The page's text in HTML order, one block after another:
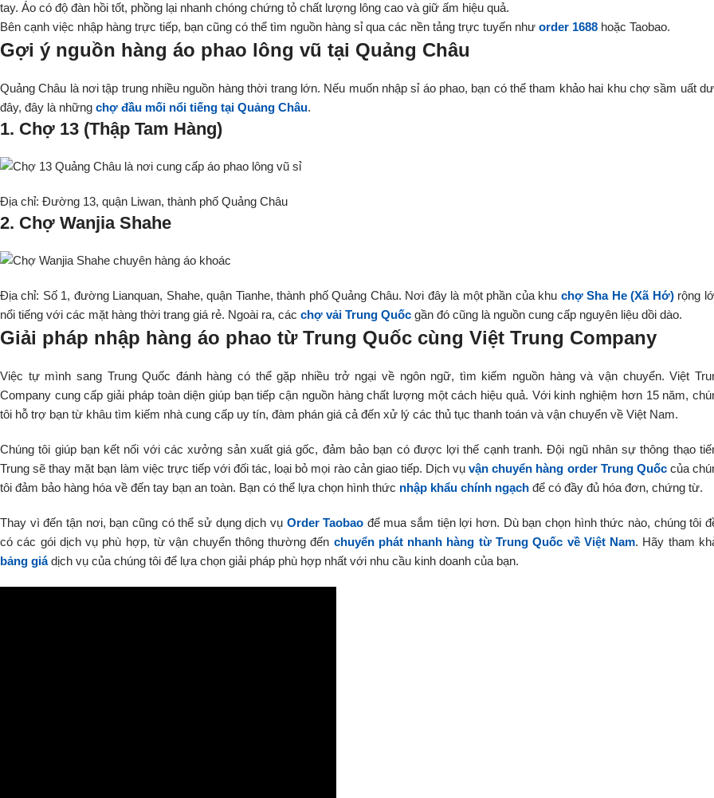
tay. Áo có độ đàn hồi tốt, phồng lại nhanh chóng chứng tỏ chất lượng lông cao và giữ ấm hiệu quả.
Bên cạnh việc nhập hàng trực tiếp, bạn cũng có thể tìm nguồn hàng sỉ qua các nền tảng trực tuyến như order 1688 hoặc Taobao.
Gợi ý nguồn hàng áo phao lông vũ tại Quảng Châu
Quảng Châu là nơi tập trung nhiều nguồn hàng thời trang lớn. Nếu muốn nhập sỉ áo phao, bạn có thể tham khảo hai khu chợ sầm uất
đây, đây là những chợ đầu mối nổi tiếng tại Quảng Châu.
1. Chợ 13 (Thập Tam Hàng)
Địa chỉ: Đường 13, quận Liwan, thành phố Quảng Châu
2. Chợ Wanjia Shahe
Địa chỉ: Số 1, đường Lianquan, Shahe, quận Tianhe, thành phố Quảng Châu. Nơi đây là một phần của khu chợ Sha He (Xã Hớ)rộng
nổi tiếng với các mặt hàng thời trang giá rẻ. Ngoài ra, các chợ vải Trung Quốc gần đó cũng là nguồn cung cấp nguyên liệu dồi dào.
Giải pháp nhập hàng áo phao từ Trung Quốc cùng Việt Trung Company
Việc tự mình sang Trung Quốc đánh hàng có thể gặp nhiều trở ngại về ngôn ngữ, tìm kiếm nguồn hàng và vận chuyển. Việt
Company cung cấp giải pháp toàn diện giúp bạn tiếp cận nguồn hàng chất lượng một cách hiệu quả. Với kinh nghiệm hơn 15 năm,
tôi hỗ trợ bạn từ khâu tìm kiếm nhà cung cấp uy tín, đàm phán giá cả đến xử lý các thủ tục thanh toán và vận chuyển về Việt Nam.
Chúng tôi giúp bạn kết nối với các xưởng sản xuất giá gốc, đảm bảo bạn có được lợi thế cạnh tranh. Đội ngũ nhân sự thông thạo
Trung sẽ thay mặt bạn làm việc trực tiếp với đối tác, loại bỏ mọi rào cản giao tiếp. Dịch vụvận chuyển hàng order Trung Quốccủa
tôi đảm bảo hàng hóa về đến tay bạn an toàn. Bạn có thể lựa chọn hình thức nhập khẩu chính ngạch để có đầy đủ hóa đơn, chứng từ.
Thay vì đến tận nơi, bạn cũng có thể sử dụng dịch vụ Order Taobao để mua sắm tiện lợi hơn. Dù bạn chọn hình thức nào, chúng tôi
có các gói dịch vụ phù hợp, từ vận chuyển thông thường đến chuyển phát nhanh hàng từ Trung Quốc về Việt Nam. Hãy tham
bảng giádịch vụ của chúng tôi để lựa chọn giải pháp phù hợp nhất với nhu cầu kinh doanh của bạn.